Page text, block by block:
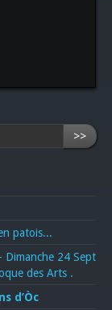
>>
patois...
Dimanche 24 Sept
des Arts .
d’Òc